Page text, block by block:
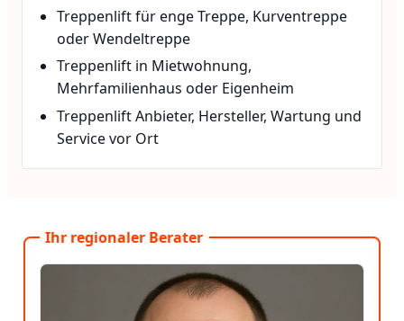
Treppenlift für enge Treppe, Kurventreppe
oder Wendeltreppe
Treppenlift in Mietwohnung,
Mehrfamilienhaus oder Eigenheim
Treppenlift Anbieter, Hersteller, Wartung und
Service vor Ort
Ihr regionaler Berater